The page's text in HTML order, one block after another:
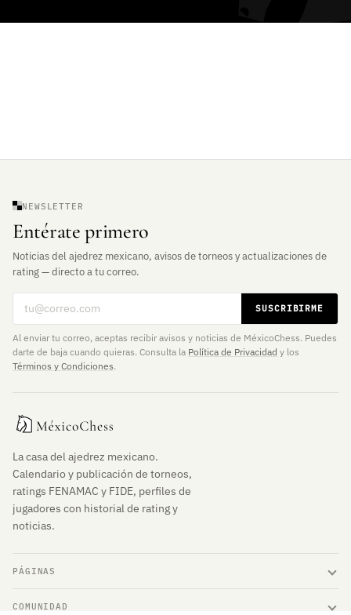
NEWSLETTER
Entérate primero
Noticias del ajedrez mexicano, avisos de torneos y actualizaciones de
rating — directo a tu correo.
SUSCRIBIRME
Al enviar tu correo, aceptas recibir avisos y noticias de MéxicoChess. Puedes
darte de baja cuando quieras. Consulta la Política de Privacidad y los
Términos y Condiciones.
La casa del ajedrez mexicano.
Calendario y publicación de torneos,
ratings FENAMAC y FIDE, perfiles de
jugadores con historial de rating y
noticias.
PÁGINAS
COMUNIDAD